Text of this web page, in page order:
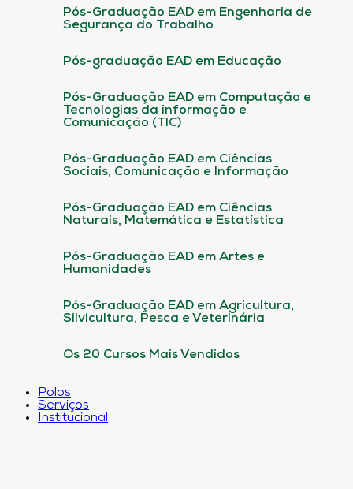
Pós-Graduação EAD em Engenharia de
Segurança do Trabalho
Pós-graduação EAD em Educação
Pós-Graduação EAD em Computação e
Tecnologias da informação e
Comunicação (TIC)
Pós-Graduação EAD em Ciências
Sociais, Comunicação e Informação
Pós-Graduação EAD em Ciências
Naturais, Matemática e Estatística
Pós-Graduação EAD em Artes e
Humanidades
Pós-Graduação EAD em Agricultura,
Silvicultura, Pesca e Veterinária
Os 20 Cursos Mais Vendidos
Polos
Serviços
Institucional